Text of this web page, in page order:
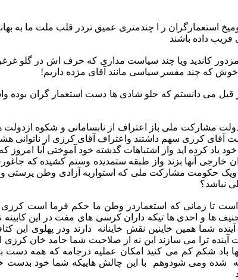
استعمارگران ر ا چندمتری عمیق تردر قلب ملت ما به
داده باشند
مزدور کاندید ویا چند سیاست مداری که حرف اش در گلو
که چند مفسر سیاسی مانند آقای مژده داریم!
می دانستم که جلو شادی ها دست استعمار گران بوده
ملی باز اعتراف از نابسامانی و شکوه ازدولت
آقای کرزی سهم داشتند واعتراف آقای کرزی از
یاد کرده اید واز اشتباهات گذشته خود آموختی آیا
خارجی آنها بزند واز طبقه ستمدیده وستم کشیده که
ویک حکومت مشارکت ملی که استواربه آزادی وطن پرستی
نباشد؟
تا زمانی که استعماردر وطن ما حکم فرما است کرزی
ها و احدی ها تیکه داران کرسی های مفت در این کابینه
شما همین خاینین نقش خاینانه دارند ودر پهلوی
ترا می سازند این نه از صلاحیت شما حامد خان
باد شکم کم می کنید امکان عملیه درجامه که همه
شده ومی شودوهم با این چالش هاییکه شما خود بدست